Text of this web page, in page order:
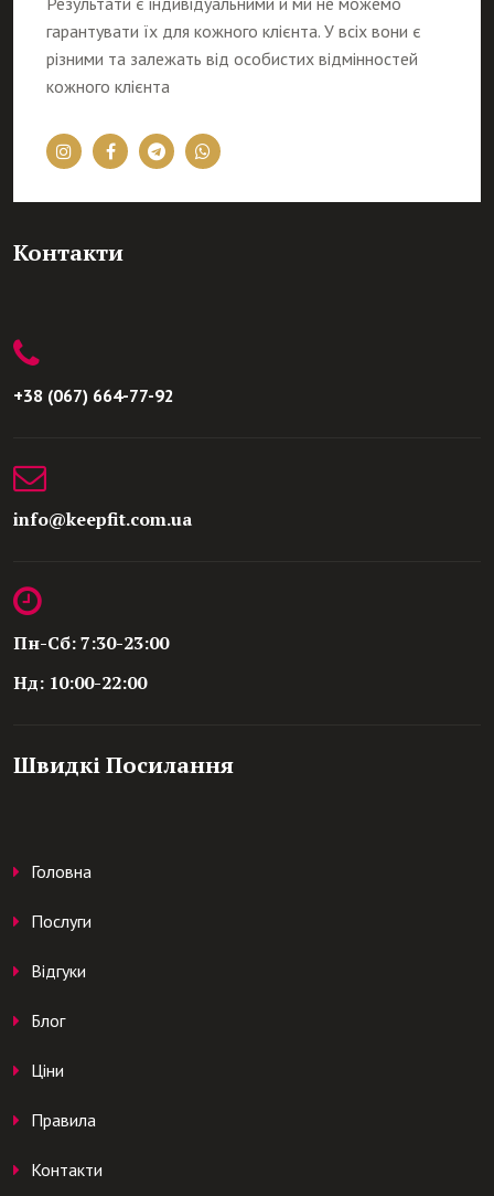
гарантувати їх для кожного клієнта. У всіх вони є
різними та залежать від особистих відмінностей
кожного клієнта
Контакти
+38 (067) 664-77-92
info@keepfit.com.ua
Пн-Сб: 7:30-23:00
Нд: 10:00-22:00
Швидкі Посилання
Головна
Послуги
Відгуки
Блог
Ціни
Правила
Контакти